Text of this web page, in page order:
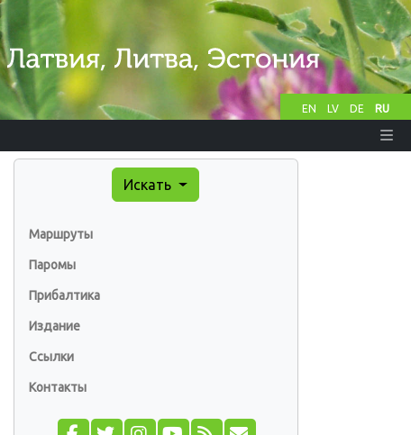
EN LV DE RU
Искать
Маршруты
Паромы
Прибалтика
Издание
Ссылки
Контакты